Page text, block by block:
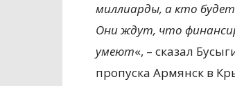
миллиарды, а кто будет
Они ждут, что
умеют«, – сказал
пропуска Армянск в